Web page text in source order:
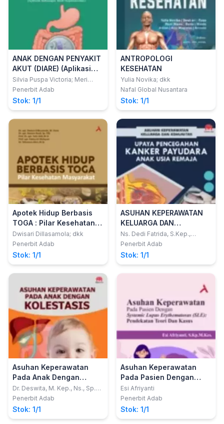
ANAK DENGAN PENYAKIT
AKUT (DIARE) (Aplikasi
Beberapa Teori
Keperawatan)
Silvia Puspa Victoria; Meri
Neherta; Ira Mulya Sari
Penerbit Adab
Stok: 1/1
ANTROPOLOGI
KESEHATAN
Yulia Novika; dkk
Nafal Global Nusantara
Stok: 1/1
Apotek Hidup Berbasis
TOGA : Pilar Kesehatan
Masyarakat
Dwisari Dillasamola; dkk
Penerbit Adab
Stok: 1/1
ASUHAN KEPERAWATAN
KELUARGA DAN
KOMUNITAS : UPAYA
PENCEGAHAN KANKER
PAYUDARA ANAK USIA
REMAJA
Ns. Dedi Fatrida, S.Kep.,
M.Kep.; dkk
Penerbit Adab
Stok: 1/1
Asuhan Keperawatan
Pada Anak Dengan
Kolesasis
Dr. Deswita, M. Kep., Ns., Sp.
Kep. An.; Anita Rahayu, S. Kep.
Penerbit Adab
Stok: 1/1
Asuhan Keperawatan
Pada Pasien Dengan
Systemic Lupus
Erythematosus (SLE):
Pendekatan Teori Dan
Kasus
Esi Afriyanti
Penerbit Adab
Stok: 1/1